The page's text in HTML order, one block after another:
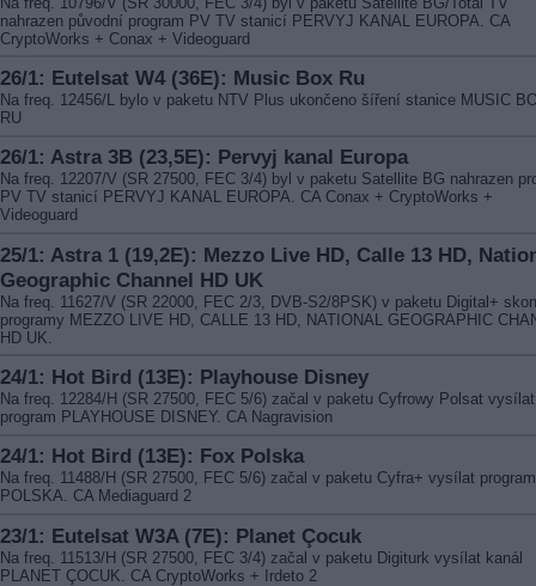
nahrazen původní program PV TV stanicí PERVYJ KANAL EUROPA. CA
CryptoWorks + Conax + Videoguard
26/1: Eutelsat W4 (36E): Music Box Ru
Na freq. 12456/L bylo v paketu NTV Plus ukončeno šíření stanice MUSIC
RU
26/1: Astra 3B (23,5E): Pervyj kanal Europa
Na freq. 12207/V (SR 27500, FEC 3/4) byl v paketu Satellite BG nahrazen
PV TV stanicí PERVYJ KANAL EUROPA. CA Conax + CryptoWorks +
Videoguard
25/1: Astra 1 (19,2E): Mezzo Live HD, Calle 13 HD,
Geographic Channel HD UK
Na freq. 11627/V (SR 22000, FEC 2/3, DVB-S2/8PSK) v paketu Digital+
programy MEZZO LIVE HD, CALLE 13 HD, NATIONAL GEOGRAPHIC
HD UK.
24/1: Hot Bird (13E): Playhouse Disney
Na freq. 12284/H (SR 27500, FEC 5/6) začal v paketu Cyfrowy Polsat vysílat
program PLAYHOUSE DISNEY. CA Nagravision
24/1: Hot Bird (13E): Fox Polska
Na freq. 11488/H (SR 27500, FEC 5/6) začal v paketu Cyfra+ vysílat
POLSKA. CA Mediaguard 2
23/1: Eutelsat W3A (7E): Planet Çocuk
Na freq. 11513/H (SR 27500, FEC 3/4) začal v paketu Digiturk vysílat kanál
PLANET ÇOCUK. CA CryptoWorks + Irdeto 2